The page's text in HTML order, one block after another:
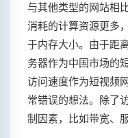
与其他类型的网站相
消耗的计算资源更多
于内存大小。由于距
务器作为中国市场的
访问速度作为短视频
常错误的想法。除了
制因素，比如带宽、